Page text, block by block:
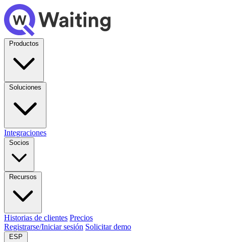
Productos
Soluciones
Integraciones
Socios
Recursos
Historias de clientes Precios
Registrarse/Iniciar sesión Solicitar demo
ESP